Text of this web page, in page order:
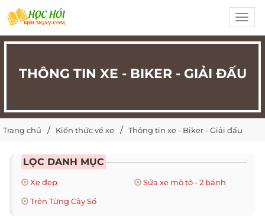
THÔNG TIN XE - BIKER - GIẢI ĐẤU
Trang chủ Kiến thức về xe Thông tin xe - Biker - Giải đấu
LỌC DANH MỤC
Xe đẹp
Sửa xe mô tô - 2 bánh
Trên Từng Cây Số